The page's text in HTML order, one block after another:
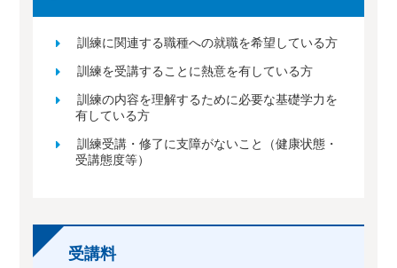
訓練に関連する職種への就職を希望している方
訓練を受講することに熱意を有している方
訓練の内容を理解するために必要な基礎学力を
有している方
訓練受講・修了に支障がないこと（健康状態・
受講態度等）
受講料